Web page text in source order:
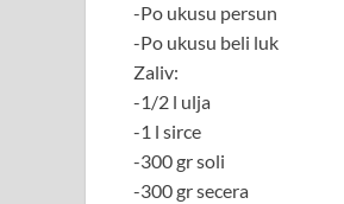
-Po ukusu persun
-Po ukusu beli luk
Zaliv:
-1/2 l ulja
-1 l sirce
-300 gr soli
-300 gr secera